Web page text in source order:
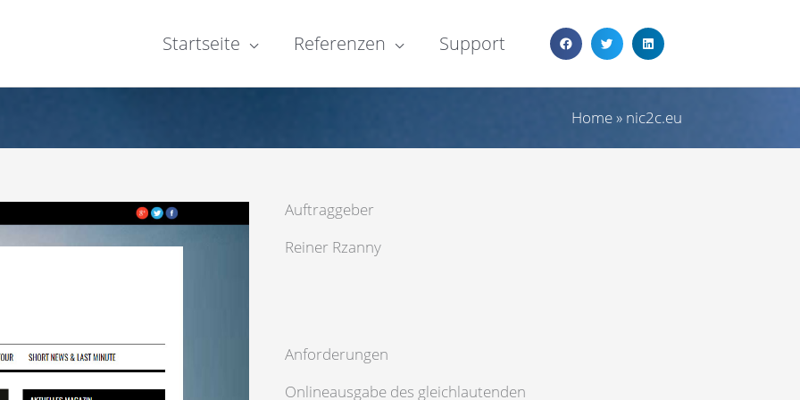
Startseite Referenzen Support
Home» nic2c.eu
Auftraggeber
Reiner Rzanny
Anforderungen
Onlineausgabe des gleichlautenden